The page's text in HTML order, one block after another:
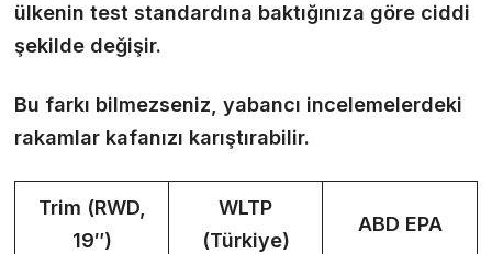
ülkenin test standardına baktığınıza göre ciddi
şekilde değişir.
Bu farkı bilmezseniz, yabancı incelemelerdeki
rakamlar kafanızı karıştırabilir.
Trim (RWD,
19″)
WLTP
(Türkiye)
ABD EPA